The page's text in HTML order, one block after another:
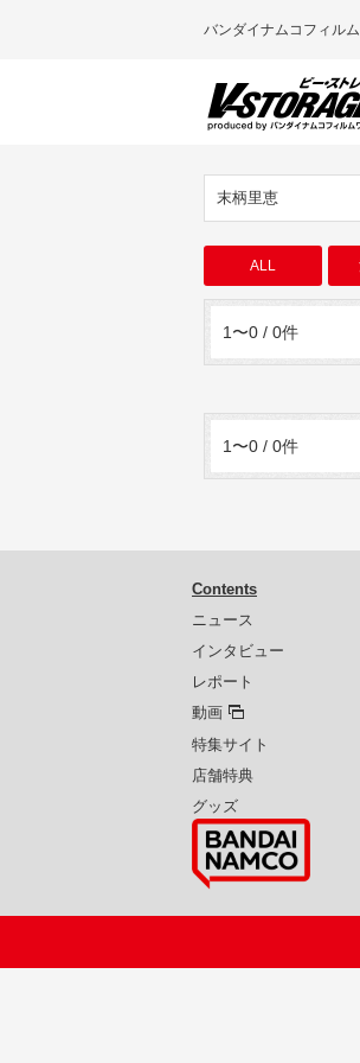
バンダイナムコフィル
末柄里恵
ALL
1〜0 / 0件
1〜0 / 0件
Contents
ニュース
インタビュー
レポート
動画
特集サイト
店舗特典
グッズ